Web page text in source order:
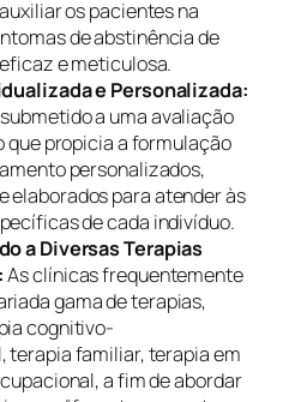
os pacientes na
de abstinência de
e meticulosa.
e Personalizada:
a uma avaliação
que propicia a formulação
personalizados,
elaborados para atender às
de cada indivíduo.
a Diversas Terapias
As clínicas frequentemente
gama de terapias,
cognitivo-
terapia familiar, terapia em
a fim de abordar